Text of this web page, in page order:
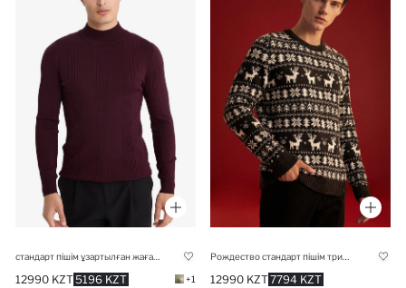
стандарт пішім ұзартылған жаға трикотаж Пулловер
5196 KZT
12990 KZT +1
Рождество стандарт пішім трикотаж Пулловер
7794 KZT
12990 KZT